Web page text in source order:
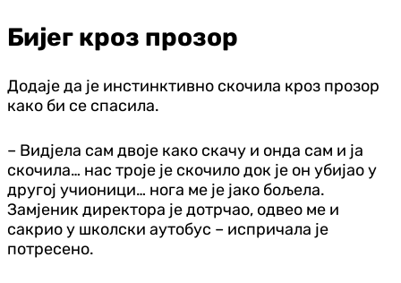
Бијег кроз прозор
Додаје да је инстинктивно скочила кроз прозор
како би се спасила.
– Видјела сам двоје како скачу и онда сам и ја
скочила… нас троје је скочило док је он убијао у
другој учионици… нога ме је јако бољела.
Замјеник директора је дотрчао, одвео ме и
сакрио у школски аутобус – испричала је
потресено.